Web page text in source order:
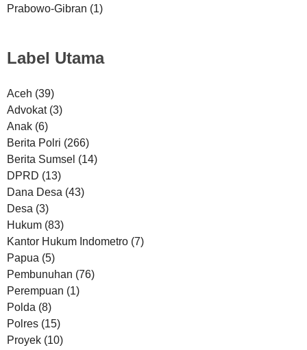
Prabowo-Gibran (1)
Label Utama
Aceh (39)
Advokat (3)
Anak (6)
Berita Polri (266)
Berita Sumsel (14)
DPRD (13)
Dana Desa (43)
Desa (3)
Hukum (83)
Kantor Hukum Indometro (7)
Papua (5)
Pembunuhan (76)
Perempuan (1)
Polda (8)
Polres (15)
Proyek (10)